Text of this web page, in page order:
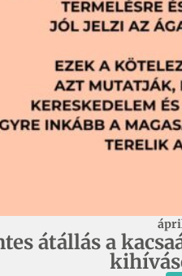
átállás a